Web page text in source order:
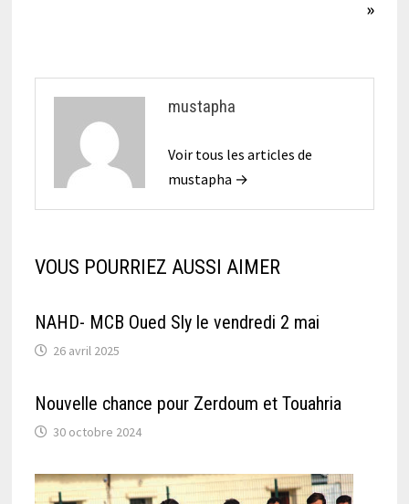
»
mustapha
Voir tous les articles de
mustapha →
VOUS POURRIEZ AUSSI AIMER
NAHD- MCB Oued Sly le vendredi 2 mai
26 avril 2025
Nouvelle chance pour Zerdoum et Touahria
30 octobre 2024